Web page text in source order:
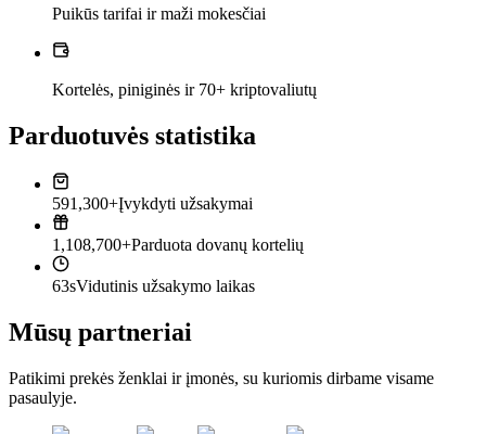
Puikūs tarifai ir maži mokesčiai
Kortelės, piniginės ir 70+ kriptovaliutų
Parduotuvės statistika
591,300+Įvykdyti užsakymai
1,108,700+Parduota dovanų kortelių
63sVidutinis užsakymo laikas
Mūsų partneriai
Patikimi prekės ženklai ir įmonės, su kuriomis dirbame visame
pasaulyje.